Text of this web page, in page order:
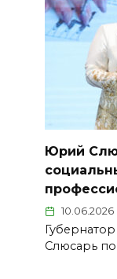
Юрий
10.06.2026
Слюсарь